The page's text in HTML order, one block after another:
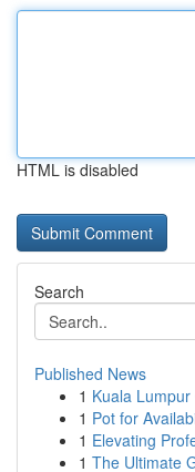
HTML is disabled
Search
Published News
1 Kuala
1 Pot for
1 Elevating
1 The Ultimate